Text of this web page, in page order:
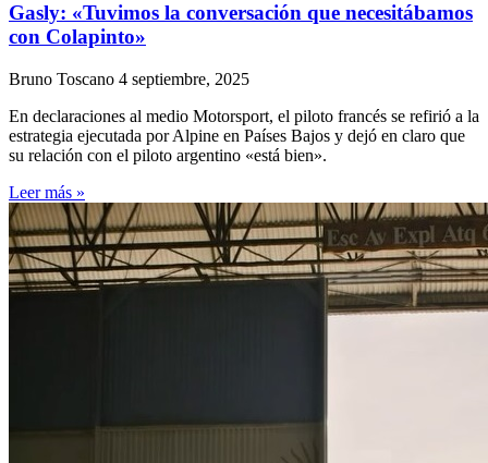
Gasly: «Tuvimos la conversación que necesitábamos
con Colapinto»
Bruno Toscano 4 septiembre, 2025
En declaraciones al medio Motorsport, el piloto francés se refirió a la
estrategia ejecutada por Alpine en Países Bajos y dejó en claro que
su relación con el piloto argentino «está bien».
Leer más »